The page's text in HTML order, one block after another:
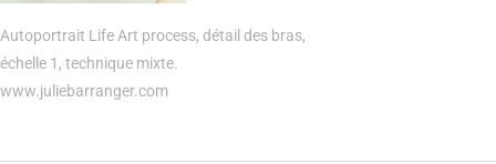
Autoportrait Life Art process, détail des bras,
échelle 1, technique mixte.
www.juliebarranger.com